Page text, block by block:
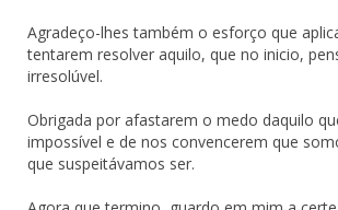
Agradeço-lhes também o esforço que
tentarem resolver aquilo, que no inicio,
irresolúvel.
Obrigada por afastarem o medo daquilo
impossível e de nos convencerem que
que suspeitávamos ser.